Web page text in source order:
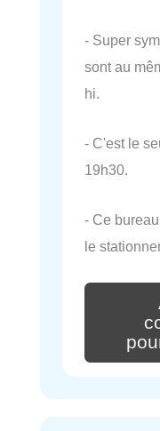
- Super
sont au
hi.
- C'est le
19h30.
- Ce
le